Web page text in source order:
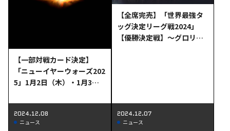
【一部対戦カード決定】
「ニューイヤーウォーズ202
5」1月2日（木）・1月3日
カード決定のお知らせ
2024.12.08
ニュース
【全席完売】「世界最強タ
ッグ決定リーグ戦2024」
【優勝決定戦】～グロリア
2024.12.07
ニュース